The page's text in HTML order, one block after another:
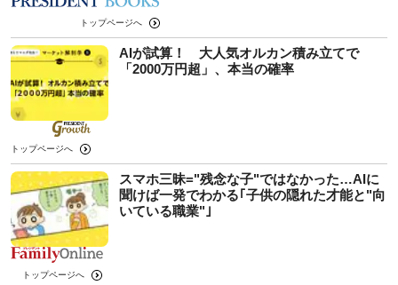
トップページへ
AIが試算！ 大人気オルカン積み立てで
「2000万円超」、本当の確率
トップページへ
スマホ三昧="残念な子"ではなかった…AIに
聞けば一発でわかる｢子供の隠れた才能と"向
いている職業"｣
トップページへ